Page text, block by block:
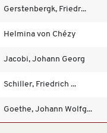
Gerstenbergk, Friedr...
Helmina von Chézy
Jacobi, Johann Georg
Schiller, Friedrich ...
Goethe, Johann Wolfg...